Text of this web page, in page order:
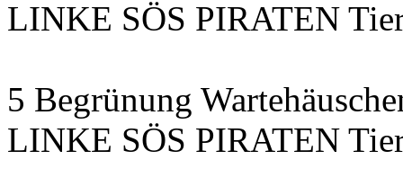
LINKE SÖS PIRATEN
5 Begrünung
LINKE SÖS PIRATEN